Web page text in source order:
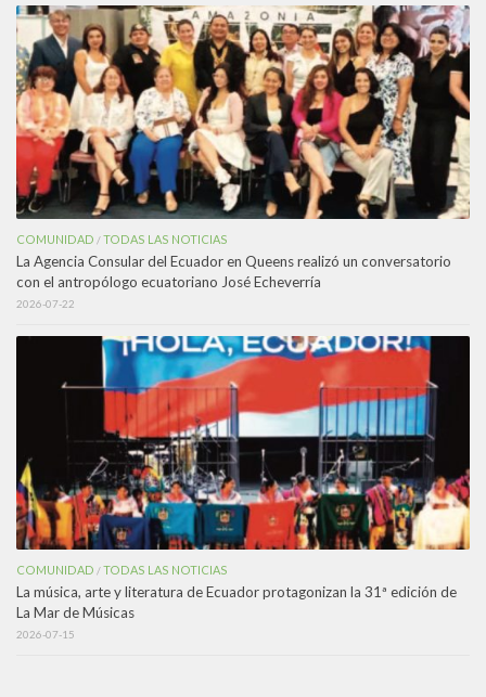
COMUNIDAD /TODAS LAS NOTICIAS
La Agencia Consular del Ecuador en Queens realizó un conversatorio
con el antropólogo ecuatoriano José Echeverría
2026-07-22
COMUNIDAD /TODAS LAS NOTICIAS
La música, arte y literatura de Ecuador protagonizan la 31ª edición de
La Mar de Músicas
2026-07-15